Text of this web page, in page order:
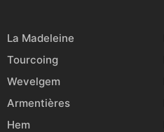
La Madeleine
Tourcoing
Wevelgem
Armentières
Hem